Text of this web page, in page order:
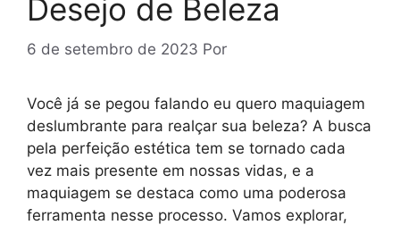
Desejo de Beleza
6 de setembro de 2023 Por
Você já se pegou falando eu quero maquiagem
deslumbrante para realçar sua beleza? A busca
pela perfeição estética tem se tornado cada
vez mais presente em nossas vidas, e a
maquiagem se destaca como uma poderosa
ferramenta nesse processo. Vamos explorar,